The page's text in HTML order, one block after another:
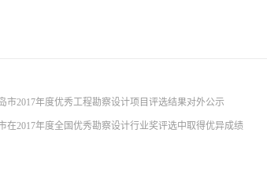
市2017年度优秀工程勘察设计项目评选结果对外公示
在2017年度全国优秀勘察设计行业奖评选中取得优异成绩